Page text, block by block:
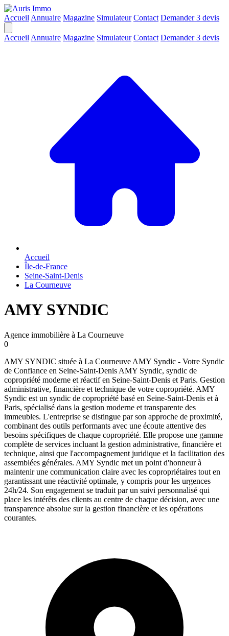
Accueil Annuaire Magazine Simulateur Contact Demander 3 devis
Accueil Annuaire Magazine Simulateur Contact Demander 3 devis
Accueil
Île-de-France
Seine-Saint-Denis
La Courneuve
AMY SYNDIC
Agence immobilière à La Courneuve
0
AMY SYNDIC située à La Courneuve AMY Syndic - Votre Syndic
de Confiance en Seine-Saint-Denis AMY Syndic, syndic de
copropriété moderne et réactif en Seine-Saint-Denis et Paris. Gestion
administrative, financière et technique de votre copropriété. AMY
Syndic est un syndic de copropriété basé en Seine-Saint-Denis et à
Paris, spécialisé dans la gestion moderne et transparente des
immeubles. L'entreprise se distingue par son approche de proximité,
combinant des outils performants avec une écoute attentive des
besoins spécifiques de chaque copropriété. Elle propose une gamme
complète de services incluant la gestion administrative, financière et
technique, ainsi que l'accompagnement juridique et la facilitation des
assemblées générales. AMY Syndic met un point d'honneur à
maintenir une communication claire avec les copropriétaires tout en
garantissant une réactivité optimale, y compris pour les urgences
24h/24. Son engagement se traduit par un suivi personnalisé qui
place les intérêts des clients au centre de chaque décision, avec une
transparence absolue sur la gestion financière et les opérations
courantes.